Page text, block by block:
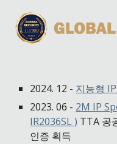
2024. 12 - 지능형
2023. 06 - 2M IP
IR2036SL ) TTA 공
인증 획득